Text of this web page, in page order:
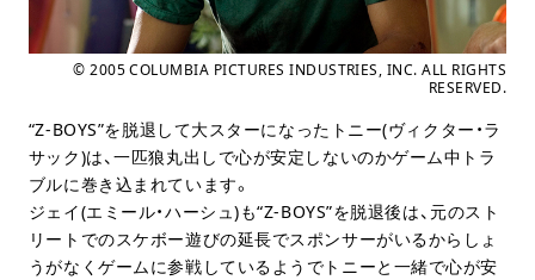
© 2005 COLUMBIA PICTURES INDUSTRIES, INC. ALL RIGHTS
RESERVED.
“Z-BOYS”を脱退して大スターになったトニー(ヴィクター・ラ
サック)は、一匹狼丸出しで心が安定しないのかゲーム中トラ
ブルに巻き込まれています。
ジェイ(エミール・ハーシュ)も“Z-BOYS”を脱退後は、元のスト
リートでのスケボー遊びの延長でスポンサーがいるからしょ
うがなくゲームに参戦しているようでトニーと一緒で心が安